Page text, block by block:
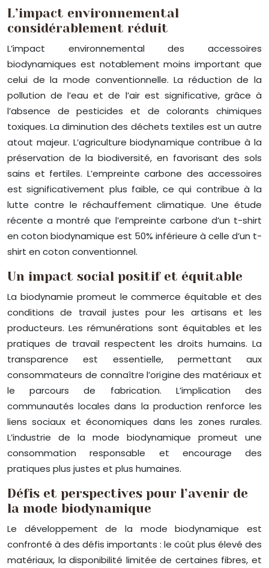
L’impact environnemental
considérablement réduit
L’impact environnemental des accessoires
biodynamiques est notablement moins important que
celui de la mode conventionnelle. La réduction de la
pollution de l’eau et de l’air est significative, grâce à
l’absence de pesticides et de colorants chimiques
toxiques. La diminution des déchets textiles est un autre
atout majeur. L’agriculture biodynamique contribue à la
préservation de la biodiversité, en favorisant des sols
sains et fertiles. L’empreinte carbone des accessoires
est significativement plus faible, ce qui contribue à la
lutte contre le réchauffement climatique. Une étude
récente a montré que l’empreinte carbone d’un t-shirt
en coton biodynamique est 50% inférieure à celle d’un t-
shirt en coton conventionnel.
Un impact social positif et équitable
La biodynamie promeut le commerce équitable et des
conditions de travail justes pour les artisans et les
producteurs. Les rémunérations sont équitables et les
pratiques de travail respectent les droits humains. La
transparence est essentielle, permettant aux
consommateurs de connaître l’origine des matériaux et
le parcours de fabrication. L’implication des
communautés locales dans la production renforce les
liens sociaux et économiques dans les zones rurales.
L’industrie de la mode biodynamique promeut une
consommation responsable et encourage des
pratiques plus justes et plus humaines.
Défis et perspectives pour l’avenir de
la mode biodynamique
Le développement de la mode biodynamique est
confronté à des défis importants : le coût plus élevé des
matériaux, la disponibilité limitée de certaines fibres, et